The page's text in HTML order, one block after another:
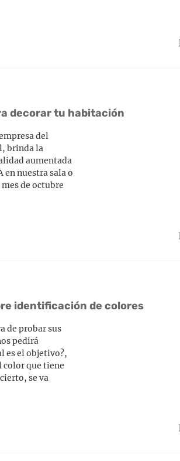
decorar tu habitación
del
brinda la
aumentada
en nuestra sala o
de octubre
identificación de colores
de probar sus
pedirá
es el objetivo?,
color que tiene
se va